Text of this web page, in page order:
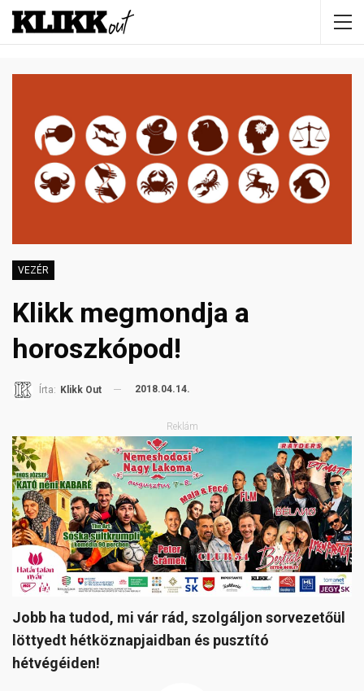
VEZÉR
Klikk megmondja a
horoszkópod!
Írta: Klikk Out 2018.04.14.
Reklám
Jobb ha tudod, mi vár rád, szolgáljon sorvezetőül
löttyedt hétköznapjaidban és pusztító
hétvégéiden!